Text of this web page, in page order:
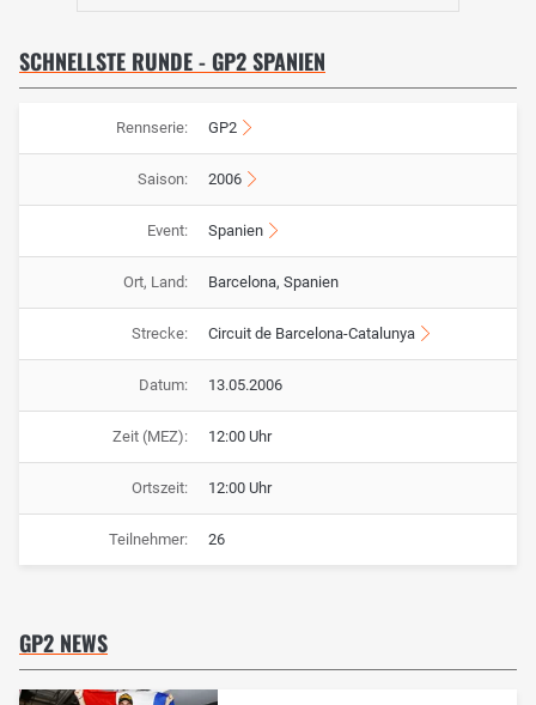
SCHNELLSTE RUNDE - GP2 SPANIEN
Rennserie: GP2
Saison: 2006
Event: Spanien
Ort, Land: Barcelona, Spanien
Strecke: Circuit de Barcelona-Catalunya
Datum: 13.05.2006
Zeit (MEZ): 12:00 Uhr
Ortszeit: 12:00 Uhr
Teilnehmer: 26
GP2 NEWS